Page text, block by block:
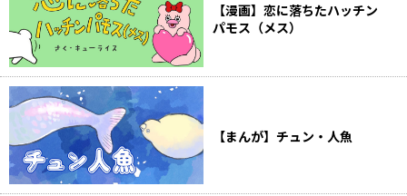
【漫画】恋に落ちたハッチン
パモス（メス）
【まんが】チュン・人魚